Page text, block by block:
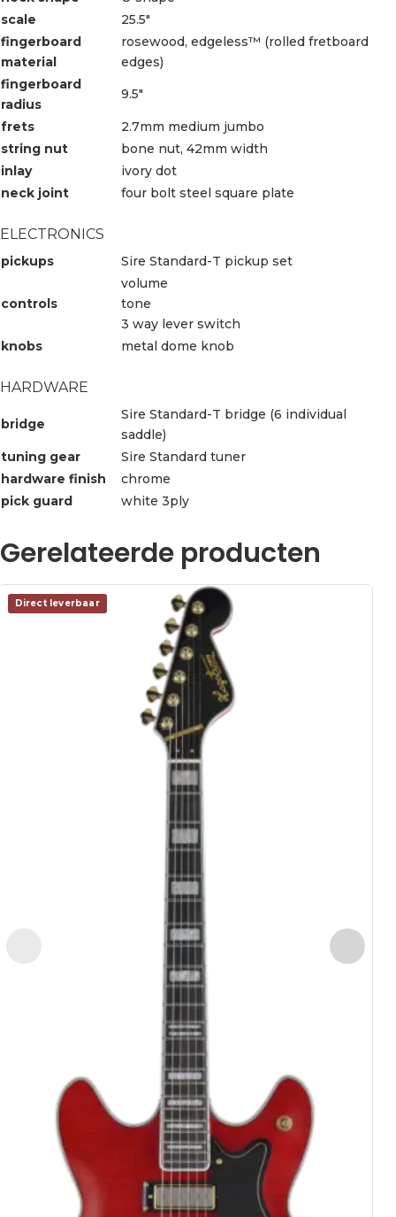
scale
25.5″
fingerboard
material
rosewood, edgeless™ (rolled fretboard
edges)
fingerboard
radius
9.5″
frets
2.7mm medium jumbo
string nut
bone nut, 42mm width
inlay
ivory dot
neck joint
four bolt steel square plate
ELECTRONICS
pickups Sire Standard-T pickup set
controls
volume
tone
3 way lever switch
knobs
metal dome knob
HARDWARE
bridge
Sire Standard-T bridge (6 individual
saddle)
tuning gear
Sire Standard tuner
hardware finish
chrome
pick guard
white 3ply
Gerelateerde producten
Direct leverbaar